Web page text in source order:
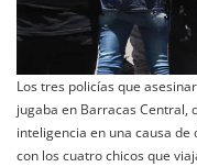
Los tres policías que
jugaba en Barracas Central,
inteligencia en una causa
con los cuatro chicos que